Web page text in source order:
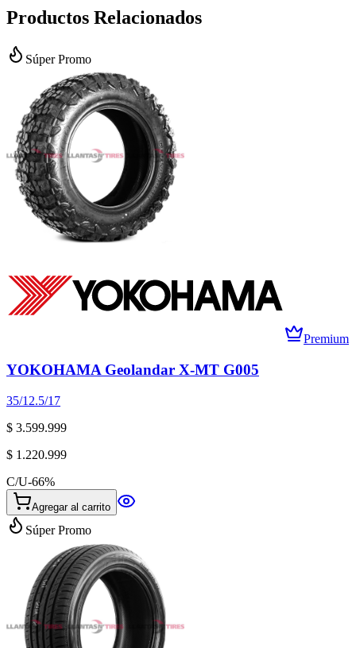
Productos Relacionados
Súper Promo
Premium
YOKOHAMA Geolandar X-MT G005
35/12.5/17
$ 3.599.999
$ 1.220.999
C/U-66%
Agregar al carrito
Súper Promo